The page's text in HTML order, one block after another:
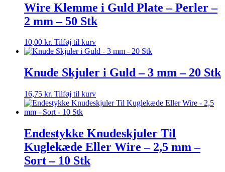
Wire Klemme i Guld Plate – Perler –
2 mm – 50 Stk
10,00 kr. Tilføj til kurv
Knude Skjuler i Guld – 3 mm – 20 Stk
16,75 kr. Tilføj til kurv
Endestykke Knudeskjuler Til
Kuglekæde Eller Wire – 2,5 mm –
Sort – 10 Stk